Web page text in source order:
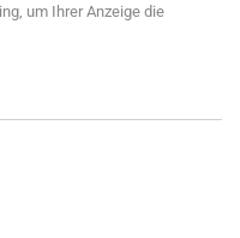
um Ihrer Anzeige die